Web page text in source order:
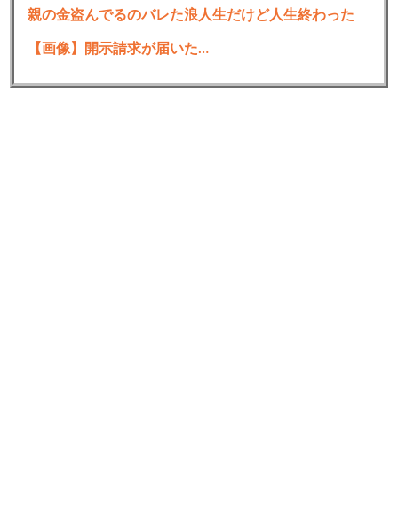
親の金盗んでるのバレた浪人生だけど人生終わった
【画像】開示請求が届いた…